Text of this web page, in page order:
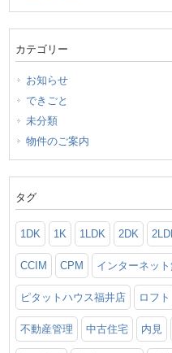
カテゴリー
お知らせ
できごと
未分類
物件のご案内
タグ
1DK 1K 1LDK 2DK
CCIM CPM インターネッ
ピタットハウス福井店 ロフト
不動産管理 中古住宅 内見